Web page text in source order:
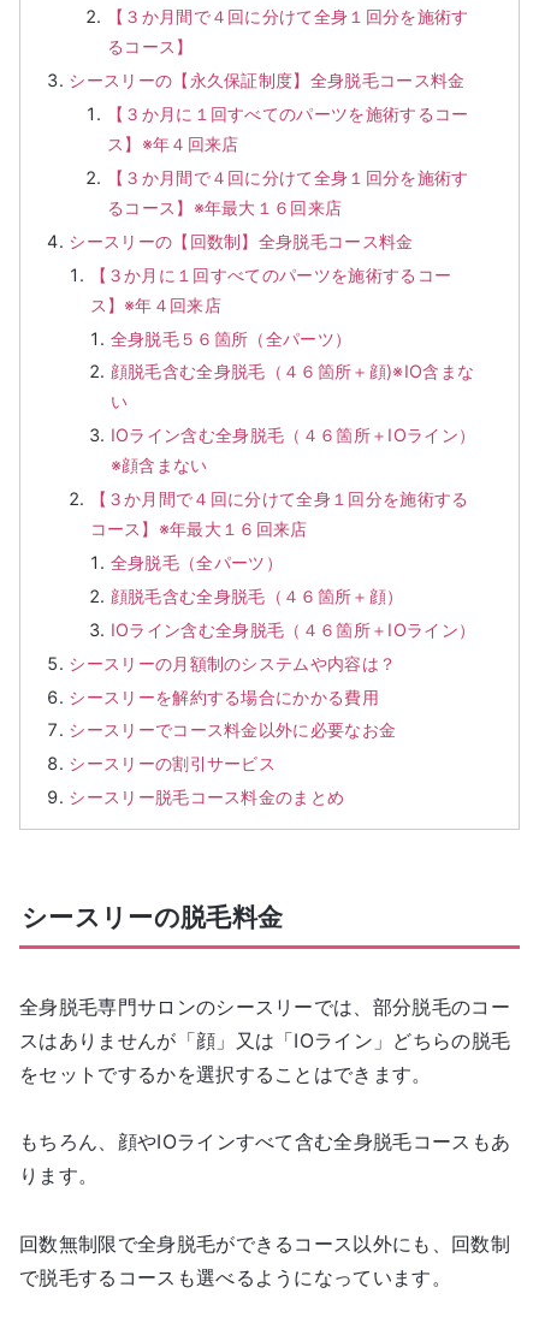
【３か月間で４回に分けて全身１回分を施術す
るコース】
シースリーの【永久保証制度】全身脱毛コース料金
【３か月に１回すべてのパーツを施術するコー
ス】※年４回来店
【３か月間で４回に分けて全身１回分を施術す
るコース】※年最大１６回来店
シースリーの【回数制】全身脱毛コース料金
【３か月に１回すべてのパーツを施術するコー
ス】※年４回来店
全身脱毛５６箇所（全パーツ）
顔脱毛含む全身脱毛（４６箇所＋顔)※IO含まな
い
IOライン含む全身脱毛（４６箇所＋IOライン）
※顔含まない
【３か月間で４回に分けて全身１回分を施術する
コース】※年最大１６回来店
全身脱毛（全パーツ）
顔脱毛含む全身脱毛（４６箇所＋顔）
IOライン含む全身脱毛（４６箇所＋IOライン）
シースリーの月額制のシステムや内容は？
シースリーを解約する場合にかかる費用
シースリーでコース料金以外に必要なお金
シースリーの割引サービス
シースリー脱毛コース料金のまとめ
シースリーの脱毛料金
全身脱毛専門サロンのシースリーでは、部分脱毛のコー
スはありませんが「顔」又は「IOライン」どちらの脱毛
をセットでするかを選択することはできます。
もちろん、顔やIOラインすべて含む全身脱毛コースもあ
ります。
回数無制限で全身脱毛ができるコース以外にも、回数制
で脱毛するコースも選べるようになっています。